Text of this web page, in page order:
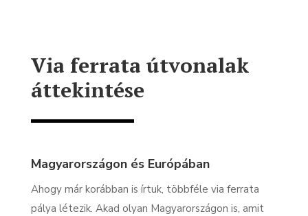
Via ferrata útvonalak
áttekintése
Magyarországon és Európában
Ahogy már korábban is írtuk, többféle via ferrata
pálya létezik. Akad olyan Magyarországon is, amit